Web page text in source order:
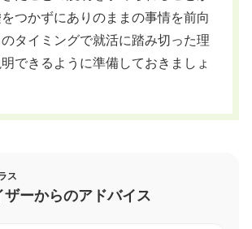
つかずにありのままの事情を前向
タイミングで就活に踏み切った理
できるように準備しておきましょ
ス
ーからのアドバイス